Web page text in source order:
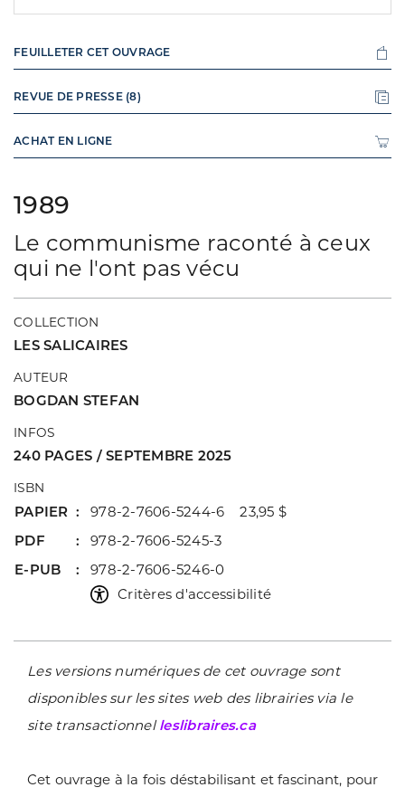
1989
Le communisme raconté à ceux
qui ne l'ont pas vécu
COLLECTION
LES SALICAIRES
AUTEUR
BOGDAN STEFAN
INFOS
240 PAGES / SEPTEMBRE 2025
ISBN
PAPIER
978-2-7606-5244-6 23,95 $
PDF
978-2-7606-5245-3
E-PUB
978-2-7606-5246-0
Critères d'accessibilité
Les versions numériques de cet ouvrage sont
disponibles sur les sites web des librairies via le
site transactionnelleslibraires.ca
Cet ouvrage à la fois déstabilisant et fascinant, pour
FEUILLETER CET OUVRAGE
REVUE DE PRESSE (8)
ACHAT EN LIGNE